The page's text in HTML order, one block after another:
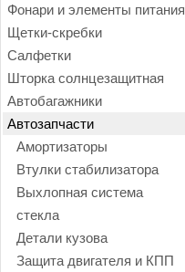
Фонари и элементы питания
Щетки-скребки
Салфетки
Шторка солнцезащитная
Автобагажники
Автозапчасти
Амортизаторы
Втулки стабилизатора
Выхлопная система
стекла
Детали кузова
Защита двигателя и КПП